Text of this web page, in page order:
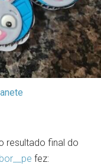
resultado final do
fez: